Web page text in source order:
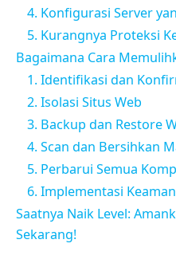
4. Konfigurasi Server
5. Kurangnya Proteksi
Bagaimana Cara
1. Identifikasi dan
2. Isolasi Situs Web
3. Backup dan Restore
4. Scan dan Bersihkan
5. Perbarui Semua
6. Implementasi
Saatnya Naik Level:
Sekarang!